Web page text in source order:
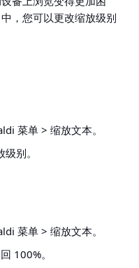
，您可以更改缩放级别
菜单 > 缩放文本。
别。
菜单 > 缩放文本。
100%。